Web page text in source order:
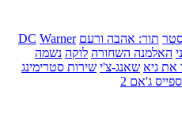
תור: אהבה ורעם DC Warner
האלמנה השחורה לוקה נשמה
גיא שאנג-צ'י שירות סטרימינג
ספייס ג'אם 2